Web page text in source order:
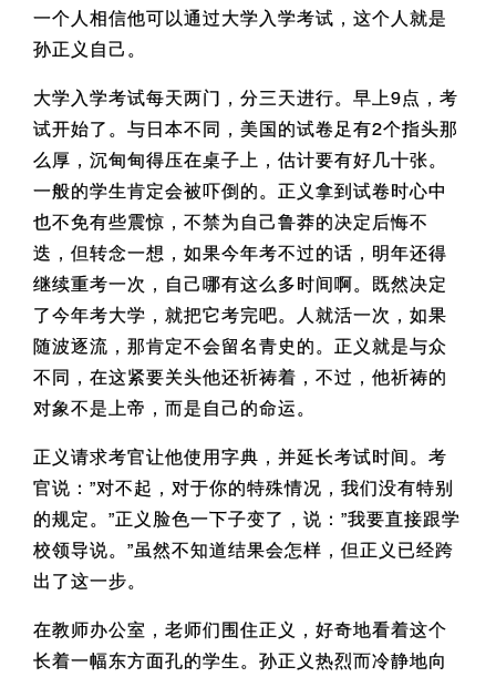
一个人相信他可以通过大学入学考试，这个人就是
孙正义自己。
大学入学考试每天两门，分三天进行。早上9点，考
试开始了。与日本不同，美国的试卷足有2个指头那
么厚，沉甸甸得压在桌子上，估计要有好几十张。
一般的学生肯定会被吓倒的。正义拿到试卷时心中
也不免有些震惊，不禁为自己鲁莽的决定后悔不
迭，但转念一想，如果今年考不过的话，明年还得
继续重考一次，自己哪有这么多时间啊。既然决定
了今年考大学，就把它考完吧。人就活一次，如果
随波逐流，那肯定不会留名青史的。正义就是与众
不同，在这紧要关头他还祈祷着，不过，他祈祷的
对象不是上帝，而是自己的命运。
正义请求考官让他使用字典，并延长考试时间。考
官说：”对不起，对于你的特殊情况，我们没有特别
的规定。”正义脸色一下子变了，说：”我要直接跟学
校领导说。”虽然不知道结果会怎样，但正义已经跨
出了这一步。
在教师办公室，老师们围住正义，好奇地看着这个
长着一幅东方面孔的学生。孙正义热烈而冷静地向